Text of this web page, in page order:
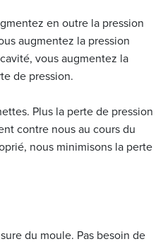
en outre la pression
augmentez la pression
vous augmentez la
de pression.
Plus la perte de pression
contre nous au cours du
nous minimisons la perte
du moule. Pas besoin de